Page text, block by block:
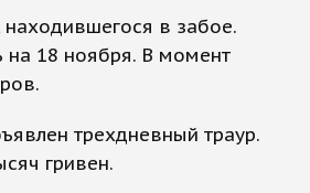
находившегося в забое.
18 ноября. В момент
трехдневный траур.
гривен.